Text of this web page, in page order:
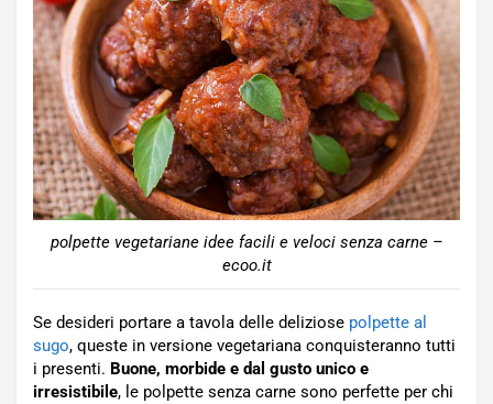
polpette vegetariane idee facili e veloci senza carne –
ecoo.it
Se desideri portare a tavola delle deliziose polpette al
sugo, queste in versione vegetariana conquisteranno tutti
i presenti. Buone, morbide e dal gusto unico e
irresistibile, le polpette senza carne sono perfette per chi